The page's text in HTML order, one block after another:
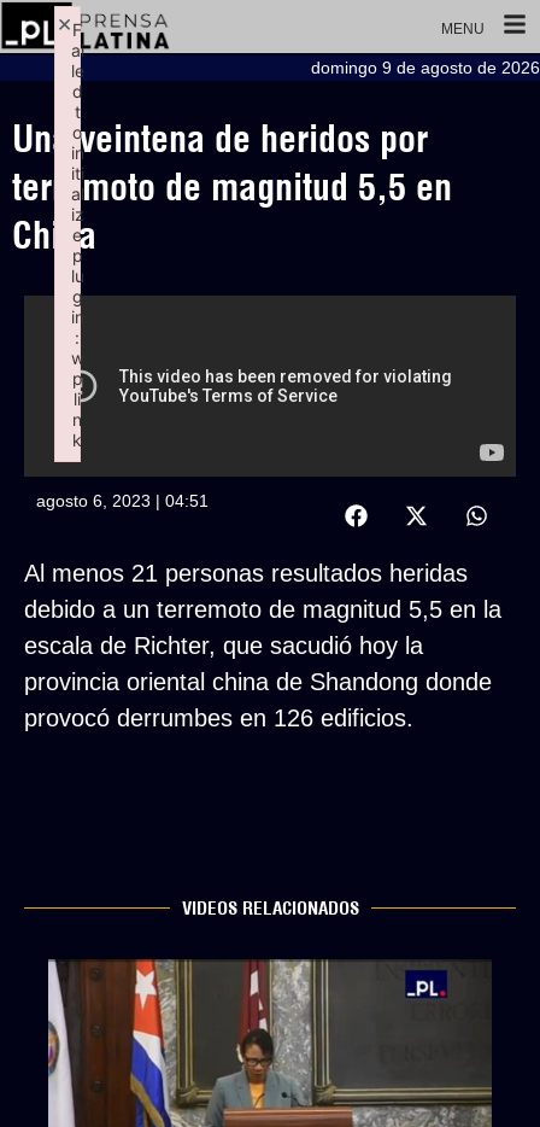
MENU
domingo 9 de agosto de 2026
Una veintena de heridos por
terremoto de magnitud 5,5 en
China
agosto 6, 2023 | 04:51
Al menos 21 personas resultados heridas
debido a un terremoto de magnitud 5,5 en la
escala de Richter, que sacudió hoy la
provincia oriental china de Shandong donde
provocó derrumbes en 126 edificios.
VIDEOS RELACIONADOS
F
ai
le
d
t
o
in
iti
al
iz
e
p
lu
g
in
:
w
p
li
n
k
×
Failed to initialize plugin: wplink